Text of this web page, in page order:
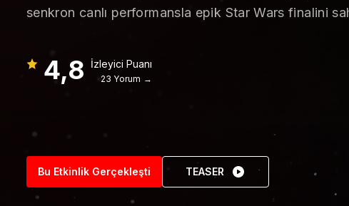
senkron canlı performansla epik Star Wars finalini
4,8 İzleyici Puanı
23 Yorum →
Bu Etkinlik Gerçekleşti TEASER